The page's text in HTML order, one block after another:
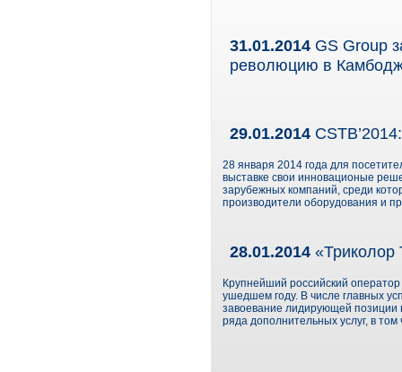
31.01.2014 GS Group
революцию в
29.01.2014
28 января 2014 года для
выставке свои инновационые
зарубежных компаний, среди
производители оборудования и
28.01.2014 «Триколор
Крупнейший российский
ушедшем году. В числе главных
завоевание лидирующей позиции
ряда дополнительных услуг, в